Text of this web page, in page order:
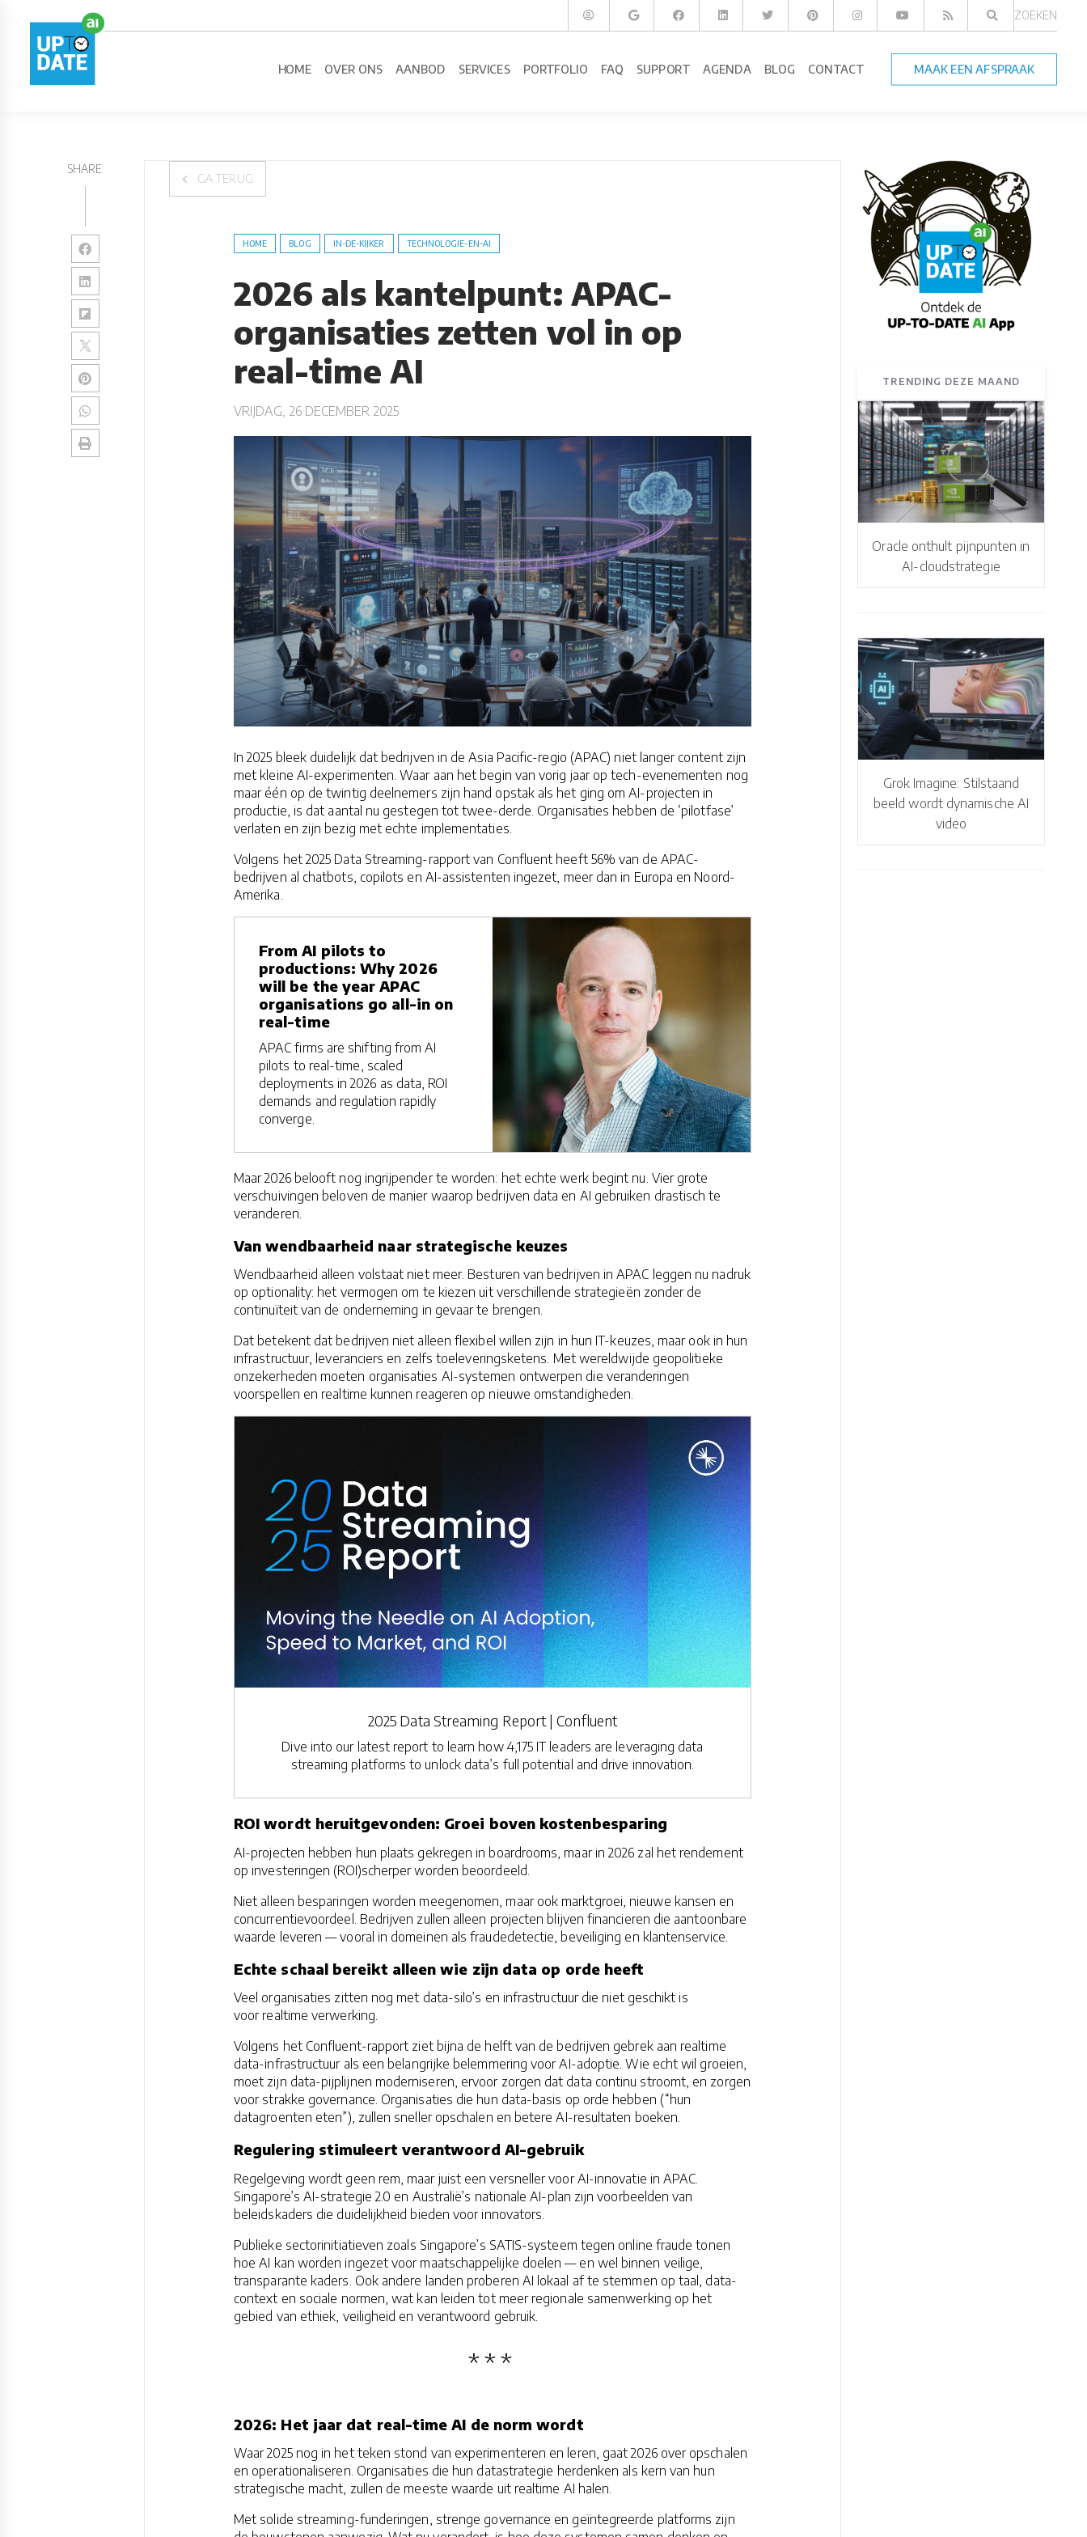
ZOEKEN
HOME OVER ONS AANBOD SERVICES PORTFOLIO FAQ SUPPORT AGENDA BLOG CONTACT MAAK EEN AFSPRAAK
SHARE
GA TERUG
HOME BLOG IN-DE-KIJKER TECHNOLOGIE-EN-AI
2026 als kantelpunt: APAC-
organisaties zetten vol in op
real-time AI
VRIJDAG, 26 DECEMBER 2025
In 2025 bleek duidelijk dat bedrijven in de Asia Pacific-regio (APAC) niet langer content zijn
met kleine AI-experimenten. Waar aan het begin van vorig jaar op tech-evenementen nog
maar één op de twintig deelnemers zijn hand opstak als het ging om AI-projecten in
productie, is dat aantal nu gestegen tot twee-derde. Organisaties hebben de ‘pilotfase’
verlaten en zijn bezig met echte implementaties.
Volgens het 2025 Data Streaming-rapport van Confluent heeft 56% van de APAC-
bedrijven al chatbots, copilots en AI-assistenten ingezet, meer dan in Europa en Noord-
Amerika.
From AI pilots to
productions: Why 2026
will be the year APAC
organisations go all-in on
real-time
APAC firms are shifting from AI
pilots to real-time, scaled
deployments in 2026 as data, ROI
demands and regulation rapidly
converge.
Maar 2026 belooft nog ingrijpender te worden: het echte werk begint nu. Vier grote
verschuivingen beloven de manier waarop bedrijven data en AI gebruiken drastisch te
veranderen.
Van wendbaarheid naar strategische keuzes
Wendbaarheid alleen volstaat niet meer. Besturen van bedrijven in APAC leggen nu nadruk
op optionality: het vermogen om te kiezen uit verschillende strategieën zonder de
continuïteit van de onderneming in gevaar te brengen.
Dat betekent dat bedrijven niet alleen flexibel willen zijn in hun IT-keuzes, maar ook in hun
infrastructuur, leveranciers en zelfs toeleveringsketens. Met wereldwijde geopolitieke
onzekerheden moeten organisaties AI-systemen ontwerpen die veranderingen
voorspellen en realtime kunnen reageren op nieuwe omstandigheden.
2025 Data Streaming Report | Confluent
Dive into our latest report to learn how 4,175 IT leaders are leveraging data
streaming platforms to unlock data’s full potential and drive innovation.
ROI wordt heruitgevonden: Groei boven kostenbesparing
AI-projecten hebben hun plaats gekregen in boardrooms, maar in 2026 zal het rendement
op investeringen (ROI)scherper worden beoordeeld.
Niet alleen besparingen worden meegenomen, maar ook marktgroei, nieuwe kansen en
concurrentievoordeel. Bedrijven zullen alleen projecten blijven financieren die aantoonbare
waarde leveren — vooral in domeinen als fraudedetectie, beveiliging en klantenservice.
Echte schaal bereikt alleen wie zijn data op orde heeft
Veel organisaties zitten nog met data-silo’s en infrastructuur die niet geschikt is
voor realtime verwerking.
Volgens het Confluent-rapport ziet bijna de helft van de bedrijven gebrek aan realtime
data-infrastructuur als een belangrijke belemmering voor AI-adoptie. Wie echt wil groeien,
moet zijn data-pijplijnen moderniseren, ervoor zorgen dat data continu stroomt, en zorgen
voor strakke governance. Organisaties die hun data-basis op orde hebben (“hun
datagroenten eten”), zullen sneller opschalen en betere AI-resultaten boeken.
Regulering stimuleert verantwoord AI-gebruik
Regelgeving wordt geen rem, maar juist een versneller voor AI-innovatie in APAC.
Singapore’s AI-strategie 2.0 en Australië’s nationale AI-plan zijn voorbeelden van
beleidskaders die duidelijkheid bieden voor innovators.
Publieke sectorinitiatieven zoals Singapore’s SATIS-systeem tegen online fraude tonen
hoe AI kan worden ingezet voor maatschappelijke doelen — en wel binnen veilige,
transparante kaders. Ook andere landen proberen AI lokaal af te stemmen op taal, data-
context en sociale normen, wat kan leiden tot meer regionale samenwerking op het
gebied van ethiek, veiligheid en verantwoord gebruik.
2026: Het jaar dat real-time AI de norm wordt
Waar 2025 nog in het teken stond van experimenteren en leren, gaat 2026 over opschalen
en operationaliseren. Organisaties die hun datastrategie herdenken als kern van hun
strategische macht, zullen de meeste waarde uit realtime AI halen.
Met solide streaming-funderingen, strenge governance en geïntegreerde platforms zijn
TRENDING DEZE MAAND
Oracle onthult pijnpunten in
AI-cloudstrategie
Grok Imagine: Stilstaand
beeld wordt dynamische AI
video